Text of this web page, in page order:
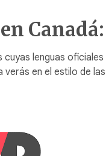
cuyas lenguas
verás en el estilo de